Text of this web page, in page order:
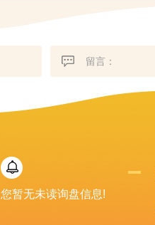
您暂无未读询盘信息!